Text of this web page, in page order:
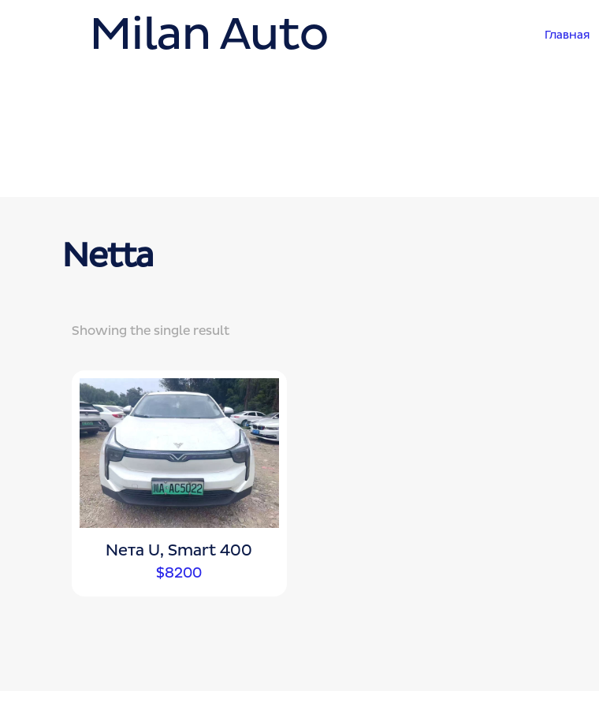
Milan Auto Главная
Netta
Showing the single result
Nета U, Smart 400
$8200